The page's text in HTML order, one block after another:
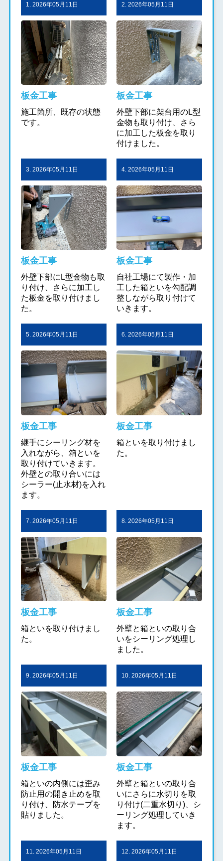
1. 2026年05月11日
板金工事
施工箇所、既存の状態
です。
2. 2026年05月11日
板金工事
外壁下部に架台用のL型
金物も取り付け、さら
に加工した板金を取り
付けました。
3. 2026年05月11日
板金工事
外壁下部にL型金物も取
り付け、さらに加工し
た板金を取り付けまし
た。
4. 2026年05月11日
板金工事
自社工場にて製作・加
工した箱といを勾配調
整しながら取り付けて
いきます。
5. 2026年05月11日
板金工事
継手にシーリング材を
入れながら、箱といを
取り付けていきます。
外壁との取り合いには
シーラー(止水材)を入れ
ます。
6. 2026年05月11日
板金工事
箱といを取り付けまし
た。
7. 2026年05月11日
板金工事
箱といを取り付けまし
た。
8. 2026年05月11日
板金工事
外壁と箱といの取り合
いをシーリング処理し
ました。
9. 2026年05月11日
板金工事
箱といの内側には歪み
防止用の開き止めを取
り付け、防水テープを
貼りました。
10. 2026年05月11日
板金工事
外壁と箱といの取り合
いにさらに水切りを取
り付け(二重水切り)、シ
ーリング処理していき
ます。
11. 2026年05月11日 12. 2026年05月11日